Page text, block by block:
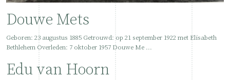
Douwe Mets
Geboren: 23 augustus 1885 Getrouwd: op 21 september 1922 met Elisabeth
Bethlehem Overleden: 7 oktober 1957 Douwe Me ...
Edu van Hoorn